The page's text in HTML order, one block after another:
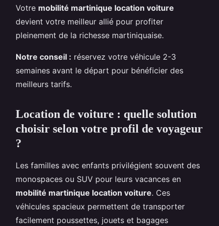
Votre mobilité martinique location voiture
devient votre meilleur allié pour profiter
pleinement de la richesse martiniquaise.
Notre conseil : réservez votre véhicule 2-3
semaines avant le départ pour bénéficier des
meilleurs tarifs.
Location de voiture : quelle solution
choisir selon votre profil de voyageur
?
Les familles avec enfants privilégient souvent des
monospaces ou SUV pour leurs vacances en
mobilité martinique location voiture. Ces
véhicules spacieux permettent de transporter
facilement poussettes, jouets et bagages